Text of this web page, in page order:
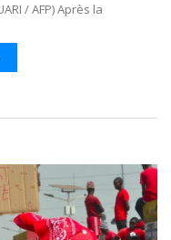
/ AFP) Après la